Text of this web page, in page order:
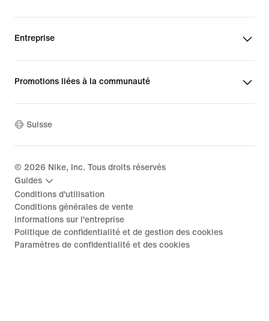
Entreprise
Promotions liées à la communauté
Suisse
© 2026 Nike, Inc. Tous droits réservés
Guides
Conditions d'utilisation
Conditions générales de vente
Informations sur l'entreprise
Politique de confidentialité et de gestion des cookies
Paramètres de confidentialité et des cookies